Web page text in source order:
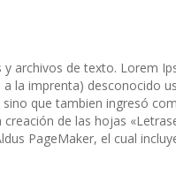
archivos de texto. Lorem
la imprenta) desconocido
que tambien ingresó
de las hojas
PageMaker, el cual